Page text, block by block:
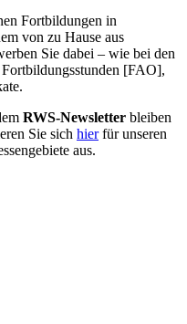
Fortbildungen in
von zu Hause aus
Sie dabei – wie bei den
[FAO],
RWS-Newsletter bleiben
Sie sich hierfür unseren
aus.